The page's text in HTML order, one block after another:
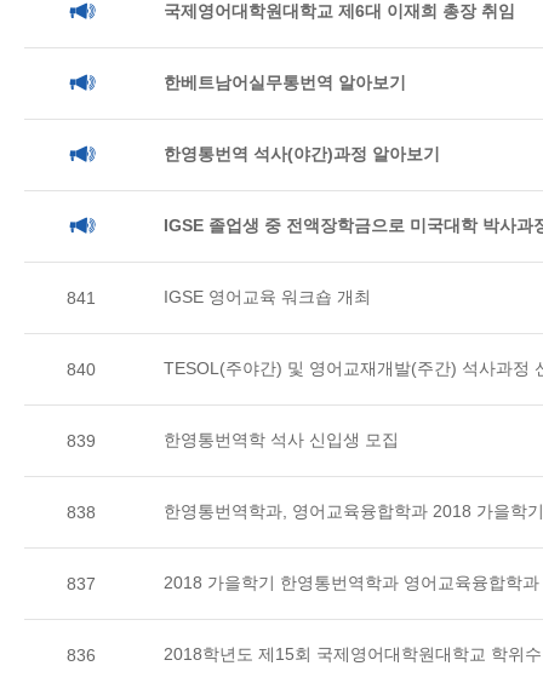
국제영어대학원대학교 제6대 이재희 총장 취임
한베트남어실무통번역 알아보기
한영통번역 석사(야간)과정 알아보기
IGSE 졸업생 중 전액장학금으로 미국대학 박사과
841 IGSE 영어교육 워크숍 개최
840 TESOL(주야간) 및 영어교재개발(주간) 석사과정
839 한영통번역학 석사 신입생 모집
838 한영통번역학과, 영어교육융합학과 2018 가을학
837 2018 가을학기 한영통번역학과 영어교육융합학
836 2018학년도 제15회 국제영어대학원대학교 학위